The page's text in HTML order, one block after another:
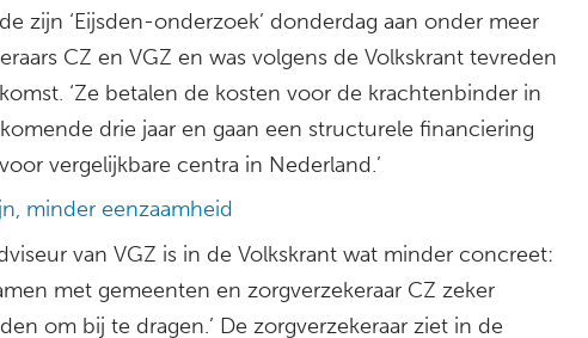
zijn ‘Eijsden-onderzoek’ donderdag aan onder meer
CZ en VGZ en was volgens de Volkskrant tevreden
‘Ze betalen de kosten voor de krachtenbinder in
drie jaar en gaan een structurele financiering
vergelijkbare centra in Nederland.’
minder eenzaamheid
van VGZ is in de Volkskrant wat minder concreet:
met gemeenten en zorgverzekeraar CZ zeker
om bij te dragen.’ De zorgverzekeraar ziet in de